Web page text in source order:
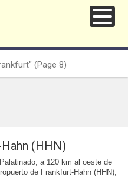
(Page 8)
(HHN)
a 120 km al oeste de
de Frankfurt-Hahn (HHN),